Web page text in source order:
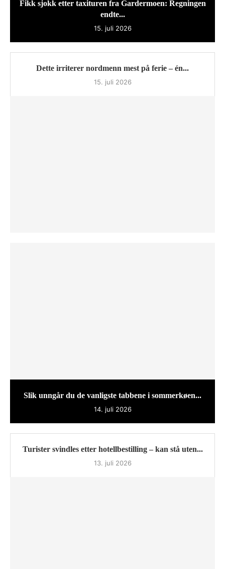
Fikk sjokk etter taxituren fra Gardermoen: Regningen
endte...
15. juli 2026
Dette irriterer nordmenn mest på ferie – én...
15. juli 2026
Slik unngår du de vanligste tabbene i sommerkøen...
14. juli 2026
Turister svindles etter hotellbestilling – kan stå uten...
13. juli 2026